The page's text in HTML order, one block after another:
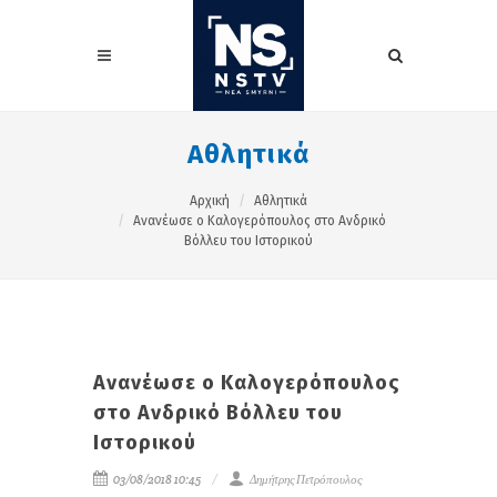
Αθλητικά
Αρχική
Αθλητικά
Aνανέωσε ο Καλογερόπουλος στο Ανδρικό
Βόλλευ του Ιστορικού
Aνανέωσε ο Καλογερόπουλος
στο Ανδρικό Βόλλευ του
Ιστορικού
03/08/2018 10:45 Δημήτρης Πετρόπουλος